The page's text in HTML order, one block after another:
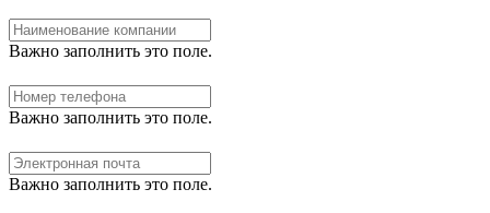
Важно заполнить это поле.
Важно заполнить это поле.
Важно заполнить это поле.